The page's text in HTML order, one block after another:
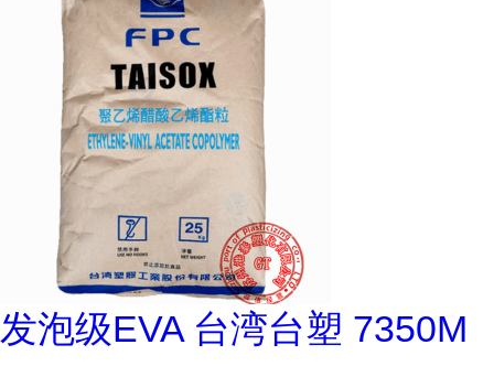
发泡级EVA 台湾台塑 7350M